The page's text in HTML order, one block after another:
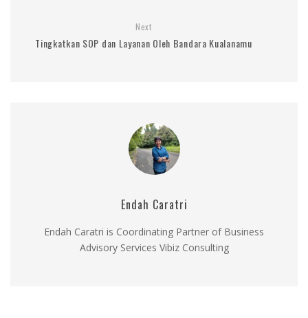
Next
Tingkatkan SOP dan Layanan Oleh Bandara Kualanamu
Endah Caratri
Endah Caratri is Coordinating Partner of Business
Advisory Services Vibiz Consulting